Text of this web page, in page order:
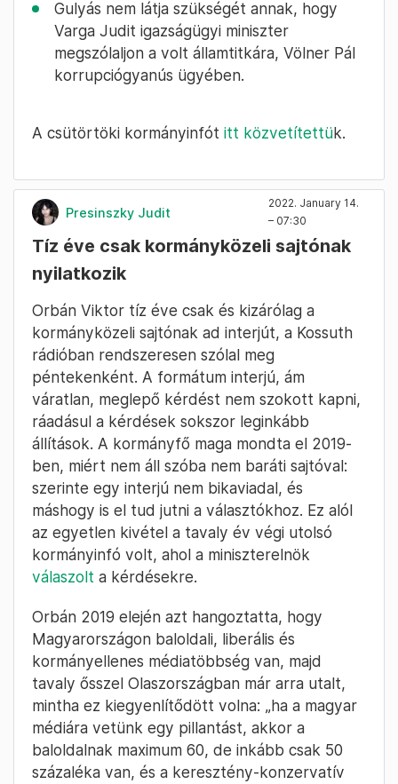
Gulyás nem látja szükségét annak, hogy
Varga Judit igazságügyi miniszter
megszólaljon a volt államtitkára, Völner Pál
korrupciógyanús ügyében.
A csütörtöki kormányinfót itt közvetítettük.
Presinszky Judit
2022. January 14.
– 07:30
Tíz éve csak kormányközeli sajtónak
nyilatkozik
Orbán Viktor tíz éve csak és kizárólag a
kormányközeli sajtónak ad interjút, a Kossuth
rádióban rendszeresen szólal meg
péntekenként. A formátum interjú, ám
váratlan, meglepő kérdést nem szokott kapni,
ráadásul a kérdések sokszor leginkább
állítások. A kormányfő maga mondta el 2019-
ben, miért nem áll szóba nem baráti sajtóval:
szerinte egy interjú nem bikaviadal, és
máshogy is el tud jutni a választókhoz. Ez alól
az egyetlen kivétel a tavaly év végi utolsó
kormányinfó volt, ahol a miniszterelnök
válaszolt a kérdésekre.
Orbán 2019 elején azt hangoztatta, hogy
Magyarországon baloldali, liberális és
kormányellenes médiatöbbség van, majd
tavaly ősszel Olaszországban már arra utalt,
mintha ez kiegyenlítődött volna: „ha a magyar
médiára vetünk egy pillantást, akkor a
baloldalnak maximum 60, de inkább csak 50
százaléka van, és a keresztény-konzervatív